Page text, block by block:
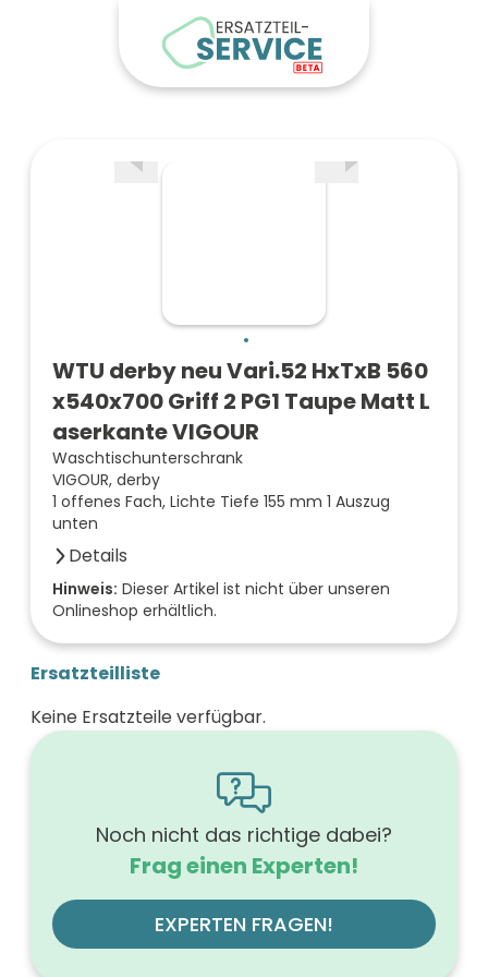
WTU derby neu Vari.52 HxTxB 560
x540x700 Griff 2 PG1 Taupe Matt L
aserkante VIGOUR
Waschtischunterschrank
VIGOUR, derby
1 offenes Fach, Lichte Tiefe 155 mm 1 Auszug
unten
Details
Anzahl der Fächer (Stück)
taupe
Breite (mm)
Höhe (mm)
mit Griff
Ausführung der Beleuchtung
Werkstoff der Front
E1-Spanplatte, Melaminbeschichtung
Farbe des Korpus
Hinweis: Dieser Artikel ist nicht über unseren
Onlineshop erhältlich.
Ersatzteilliste
Keine Ersatzteile verfügbar.
Noch nicht das richtige dabei?
Frag einen Experten!
EXPERTEN FRAGEN!